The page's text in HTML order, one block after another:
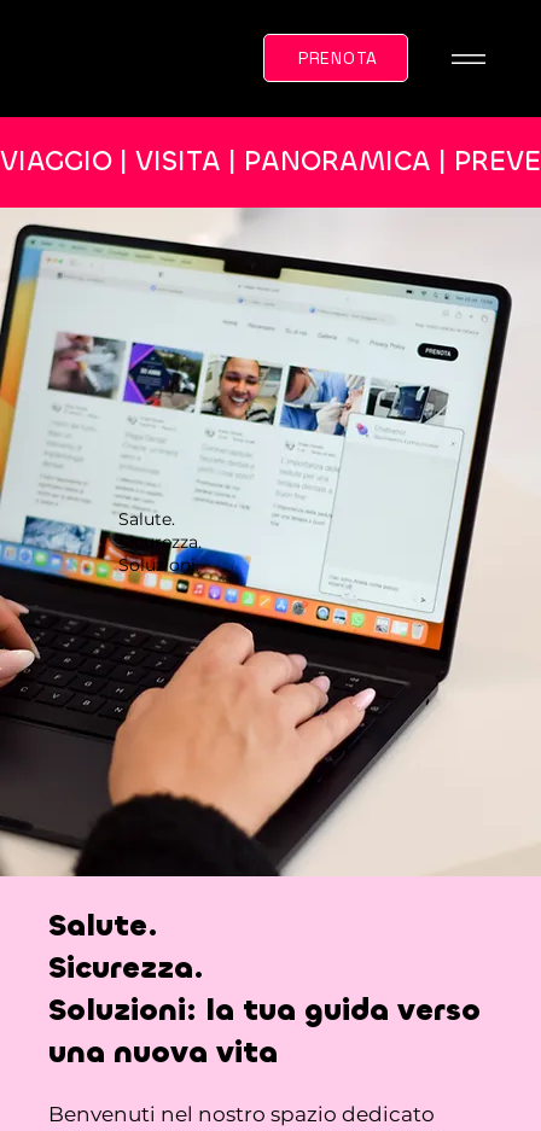
PRENOTA
VIAGGIO | VISITA | PANORAMICA |
Salute.
Sicurezza.
Soluzioni.
Salute.
Sicurezza.
Soluzioni: la tua guida verso
una nuova vita
Benvenuti nel nostro spazio dedicato